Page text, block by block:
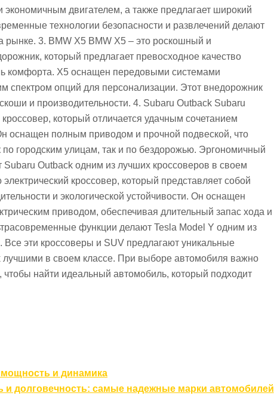
двигателем, а также предлагает широкий
технологии безопасности и развлечений делают
рынке. 3. BMW X5 BMW X5 – это роскошный и
который предлагает превосходное качество
комфорта. X5 оснащен передовыми системами
спектром опций для персонализации. Этот внедорожник
и производительности. 4. Subaru Outback Subaru
который отличается удачным сочетанием
оснащен полным приводом и прочной подвеской, что
городским улицам, так и по бездорожью. Эргономичный
Outback одним из лучших кроссоверов в своем
кроссовер, который представляет собой
и экологической устойчивости. Он оснащен
приводом, обеспечивая длительный запас хода и
функции делают Tesla Model Y одним из
эти кроссоверы и SUV предлагают уникальные
лучшими в своем классе. При выборе автомобиля важно
чтобы найти идеальный автомобиль, который подходит
и динамика
и долговечность: самые надежные марки автомобилей